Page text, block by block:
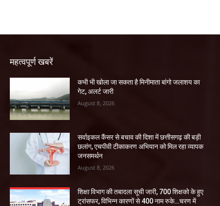
महत्वपूर्ण खबरें
कभी भी खोला जा सकता है मिनीमाता बांगो जलाशय का
गेट, अलर्ट जारी
August 8, 2026
सर्वाइकल कैंसर से बचाव की दिशा में छत्तीसगढ़ की बड़ी
छलांग, एचपीवी टीकाकरण अभियान को मिल रहा व्यापक
जनसमर्थन
August 8, 2026
शिक्षा विभाग की तबादला सूची जारी, 700 शिक्षको के हुए
ट्रांसफर, विभिन्न कारणों से 400 नाम रुके…चरण में